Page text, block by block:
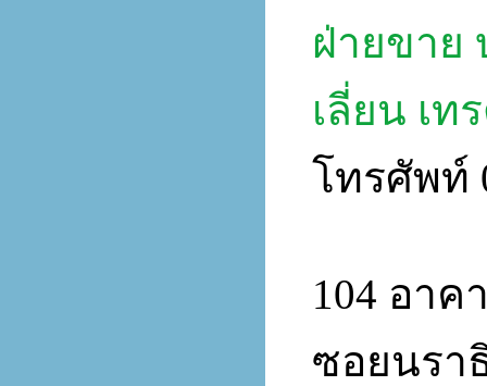
ฝ่ายขาย
เลี่ยน เท
โทรศัพท์
104 อาค
ซอยนรา